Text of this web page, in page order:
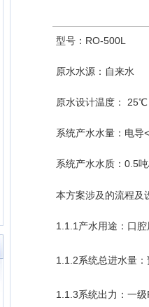
型号： RO-500L
原水水源：自来水
原水设计温度： 25℃
系统产水水量：电导
系统产水水质： 0.5吨
本方案涉及的流程及
1.1.1 产水用途 ： 口腔
1.1.2系统总进水量
1.1.3系统出力：一级